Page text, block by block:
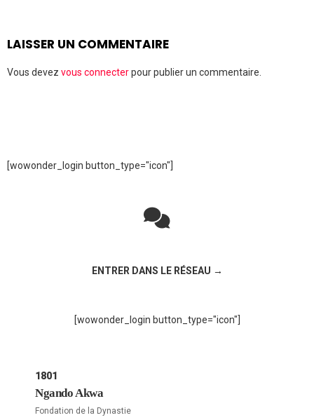
LAISSER UN COMMENTAIRE
Vous devez vous connecterpour publier un commentaire.
[wowonder_login button_type="icon"]
ENTRER DANS LE RÉSEAU →
[wowonder_login button_type="icon"]
1801
Ngando Akwa
Fondation de la Dynastie